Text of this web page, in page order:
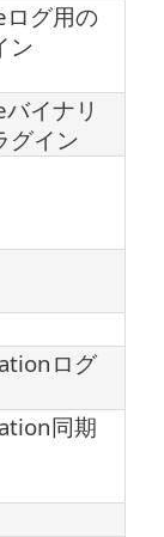
グ用の
ン
イナリ
グイン
ログ
同期